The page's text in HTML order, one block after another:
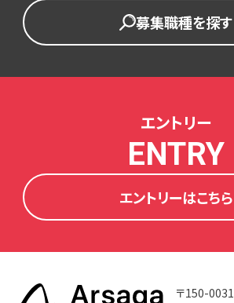
募集職種を探す
エントリー
ENTRY
エントリーはこちら
〒150-0031